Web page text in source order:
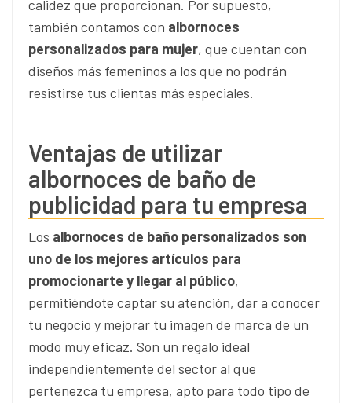
calidez que proporcionan. Por supuesto,
también contamos con albornoces
personalizados para mujer, que cuentan con
diseños más femeninos a los que no podrán
resistirse tus clientas más especiales.
Ventajas de utilizar
albornoces de baño de
publicidad para tu empresa
Los albornoces de baño personalizados son
uno de los mejores artículos para
promocionarte y llegar al público,
permitiéndote captar su atención, dar a conocer
tu negocio y mejorar tu imagen de marca de un
modo muy eficaz. Son un regalo ideal
independientemente del sector al que
pertenezca tu empresa, apto para todo tipo de